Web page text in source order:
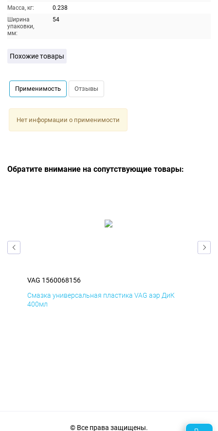
Масса, кг:
0.238
Ширина
упаковки,
мм:
54
Похожие товары
Применимость Отзывы
Нет информации о применимости
Обратите внимание на сопутствующие товары:
VAG 1560068156
Смазка универсальная пластика VAG аэр ДиК
400мл
© Все права защищены.